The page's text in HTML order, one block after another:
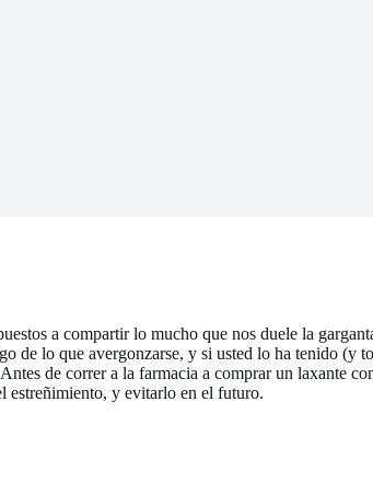
a compartir lo mucho que nos duele la
de lo que avergonzarse, y si usted lo ha tenido (y
de correr a la farmacia a comprar un laxante
estreñimiento, y evitarlo en el futuro.